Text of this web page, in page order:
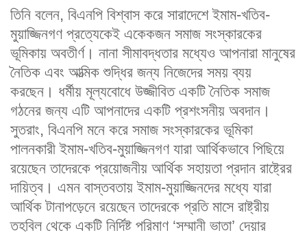
তিনি বলেন, বিএনপি বিশ্বাস করে সারাদেশে ইমাম-খতিব-
মুয়াজ্জিনগণ প্রত্যেকেই একেকজন সমাজ সংস্কারকের
ভূমিকায় অবতীর্ণ। নানা সীমাবদ্ধতার মধ্যেও আপনারা মানুষের
নৈতিক এবং আত্মিক শুদ্ধির জন্য নিজেদের সময় ব্যয়
করছেন। ধর্মীয় মূল্যবোধে উজ্জীবিত একটি নৈতিক সমাজ
গঠনের জন্য এটি আপনাদের একটি প্রশংসনীয় অবদান।
সুতরাং, বিএনপি মনে করে সমাজ সংস্কারকের ভূমিকা
পালনকারী ইমাম-খতিব-মুয়াজ্জিনগণ যারা আর্থিকভাবে পিছিয়ে
রয়েছেন তাদেরকে প্রয়োজনীয় আর্থিক সহায়তা প্রদান রাষ্ট্রের
দায়িত্ব। এমন বাস্তবতায় ইমাম-মুয়াজ্জিনদের মধ্যে যারা
আর্থিক টানাপড়েনে রয়েছেন তাদেরকে প্রতি মাসে রাষ্ট্রীয়
তহবিল থেকে একটি নির্দিষ্ট পরিমাণ ‘সম্মানী ভাতা’ দেয়ার